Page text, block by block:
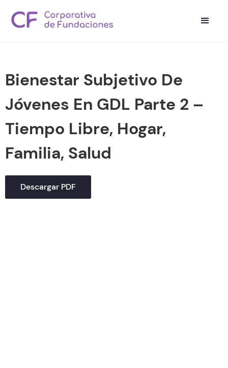
Bienestar Subjetivo De
Jóvenes En GDL Parte 2 –
Tiempo Libre, Hogar,
Familia, Salud
Descargar PDF